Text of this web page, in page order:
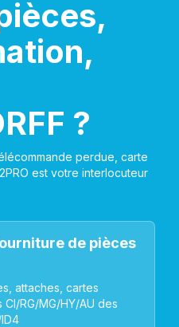
?
perdue, carte
est votre interlocuteur
de pièces
attaches, cartes
RG/MG/HY/AU des